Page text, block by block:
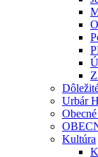
Urbár
Kultúra